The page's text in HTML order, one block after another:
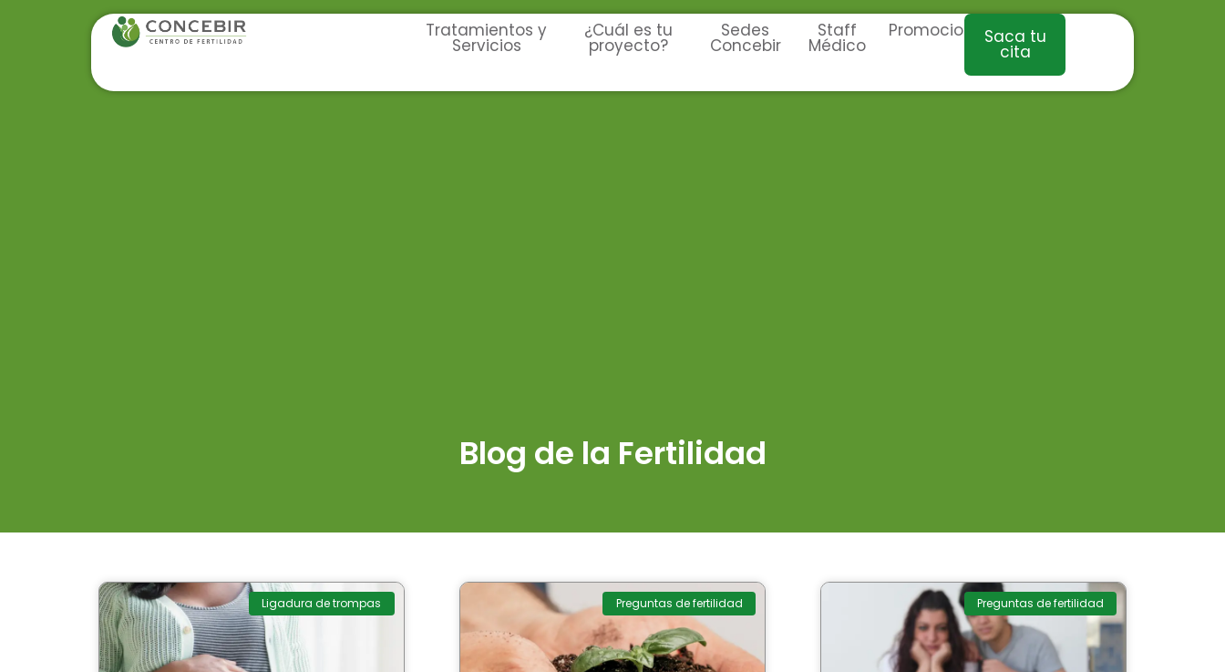
Tratamientos y
Servicios
¿Cuál es tu
proyecto?
Sedes
Concebir
Staff
Médico
PromocionesSaca tu
cita
Blog de la Fertilidad
Ligadura de trompas Preguntas de fertilidad Preguntas de fertilidad